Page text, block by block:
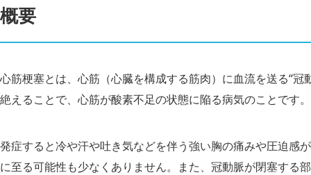
概要
心筋梗塞とは、心筋（心臓を構成する筋肉）に血流を送る“冠
絶えることで、心筋が酸素不足の状態に陥る病気のことです。
発症すると冷や汗や吐き気などを伴う強い胸の痛みや圧迫感
に至る可能性も少なくありません。また、冠動脈が閉塞する